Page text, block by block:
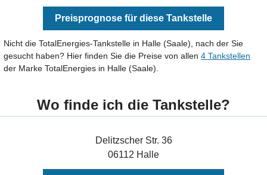
Preisprognose für diese Tankstelle
Nicht die TotalEnergies-Tankstelle in Halle (Saale), nach der Sie
gesucht haben? Hier finden Sie die Preise von allen 4 Tankstellen
der Marke TotalEnergies in Halle (Saale).
Wo finde ich die Tankstelle?
Delitzscher Str. 36
06112 Halle